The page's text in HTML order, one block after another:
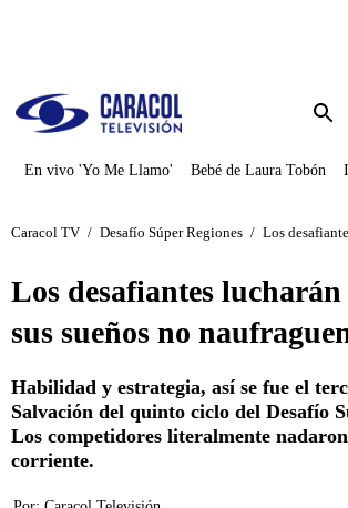
Yo
En vivo 'Yo Me Llamo' Bebé de Laura Tobón
Caracol TV / Desafío Súper Regiones / Los
Los desafiantes
sus sueños no
Habilidad y estrategia, así se fue el
Salvación del quinto ciclo del Desafío
Los competidores literalmente
corriente.